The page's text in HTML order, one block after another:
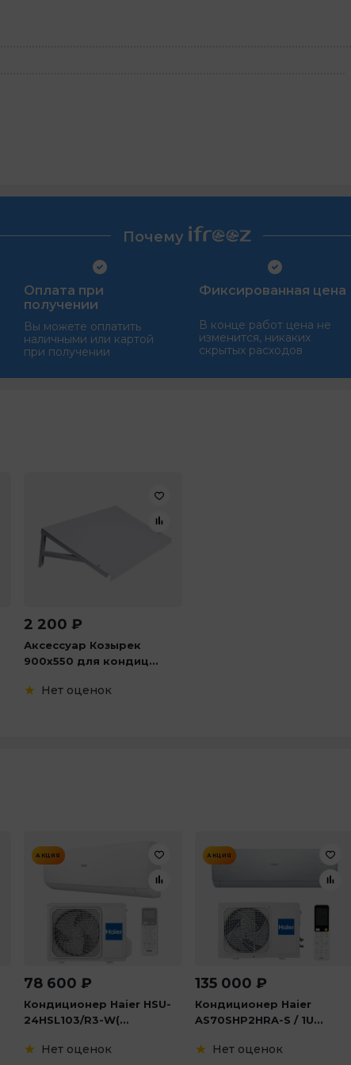
Почему
Оплата при
получении
Вы можете оплатить
наличными или картой
при получении
Фиксированная цена
В конце работ цена не
изменится, никаких
скрытых расходов
2 200 ₽
Аксессуар Козырек
900х550 для кондиц...
Нет оценок
АКЦИЯ
78 600 ₽
Кондиционер Haier HSU-
24HSL103/R3-W(...
Нет оценок
АКЦИЯ
135 000 ₽
Кондиционер Haier
AS70SHP2HRA-S / 1U...
Нет оценок